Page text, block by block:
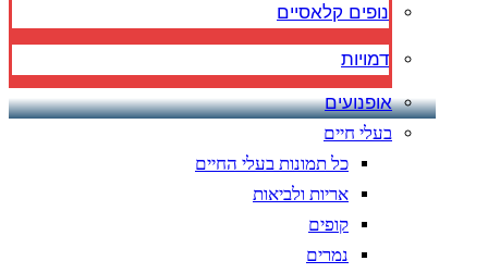
נופים קלאסיים
דמויות
אופנועים
בעלי חיים
כל תמונות בעלי החיים
אריות ולביאות
קופים
נמרים